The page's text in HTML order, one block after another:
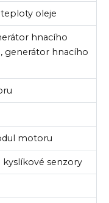
oleje
hnacího
generátor hnacího
motoru
kyslíkové senzory